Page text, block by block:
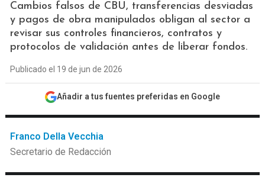
Cambios falsos de CBU, transferencias desviadas
y pagos de obra manipulados obligan al sector a
revisar sus controles financieros, contratos y
protocolos de validación antes de liberar fondos.
Publicado el 19 de jun de 2026
Añadir a tus fuentes preferidas en Google
Franco Della Vecchia
Secretario de Redacción